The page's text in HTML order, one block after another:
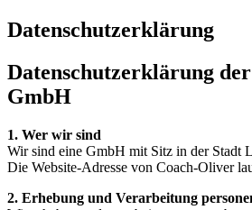
Datenschutzerklärung
Datenschutzerklärung
GmbH
1. Wer wir sind
Wir sind eine GmbH mit Sitz in der Stadt
Die Website-Adresse von Coach-Oliver
2. Erhebung und Verarbeitung